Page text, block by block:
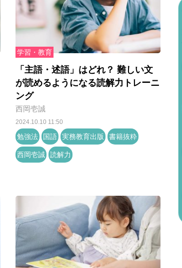
学習・教育
「主語・述語」はどれ？ 難しい文
が読めるようになる読解力トレーニ
ング
西岡壱誠
2024.10.10 11:50
勉強法 国語 実務教育出版 書籍抜粋
西岡壱誠 読解力